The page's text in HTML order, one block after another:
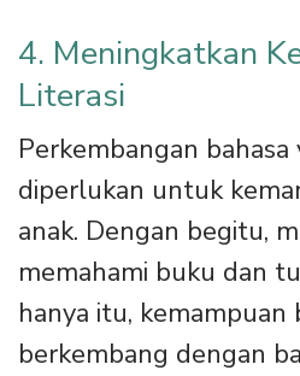
4. Meningkatkan
Literasi
Perkembangan
diperlukan untuk
anak. Dengan begitu,
memahami buku dan
hanya itu, kemampuan
berkembang dengan